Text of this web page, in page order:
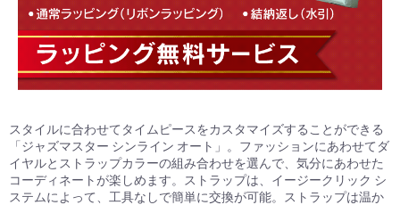
お買い物を続ける カートへ進む
スタイルに合わせてタイムピースをカスタマイズすることができる
「ジャズマスター シンライン オート」。ファッションにあわせてダ
イヤルとストラップカラーの組み合わせを選んで、気分にあわせた
コーディネートが楽しめます。ストラップは、イージークリック シ
ステムによって、工具なしで簡単に交換が可能。ストラップは温か